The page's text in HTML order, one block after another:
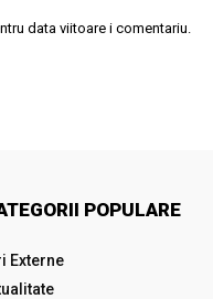
data viitoare i comentariu.
POPULARE
Externe